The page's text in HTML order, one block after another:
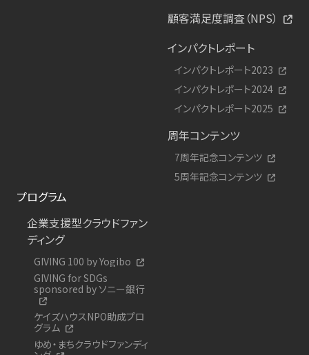
顧客満足度調査（NPS）
インパクトレポート
インパクトレポート2023
インパクトレポート2024
インパクトレポート2025
周年コンテンツ
7周年記念コンテンツ
5周年記念コンテンツ
プログラム
企業支援型クラウドファン
ディング
GIVING 100 by Yogibo
GIVING for SDGs
sponsored by ソニー銀行
ケイズハウスNPO助成プロ
グラム
ゆめ・まちクラウドファンディ